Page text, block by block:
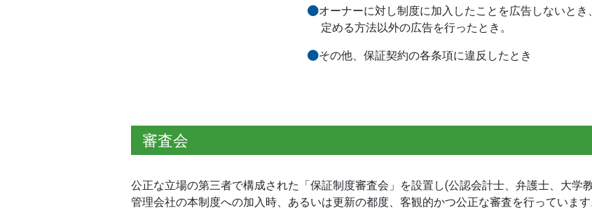
オーナーに対し制度に加入したことを広告しないと
定める方法以外の広告を行ったとき。
その他、保証契約の各条項に違反したとき
審査会
公正な立場の第三者で構成された「保証制度審査会」を設置し(公認会計士、弁護士、大学教
管理会社の本制度への加入時、あるいは更新の都度、客観的かつ公正な審査を行っています